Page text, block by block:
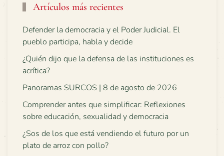
Artículos más recientes
Defender la democracia y el Poder Judicial. El
pueblo participa, habla y decide
¿Quién dijo que la defensa de las instituciones es
acrítica?
Panoramas SURCOS | 8 de agosto de 2026
Comprender antes que simplificar: Reflexiones
sobre educación, sexualidad y democracia
¿Sos de los que está vendiendo el futuro por un
plato de arroz con pollo?